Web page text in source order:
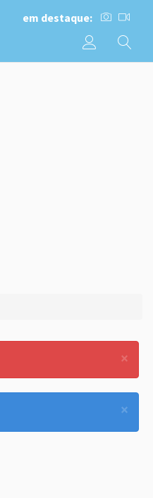
em destaque:
×
×